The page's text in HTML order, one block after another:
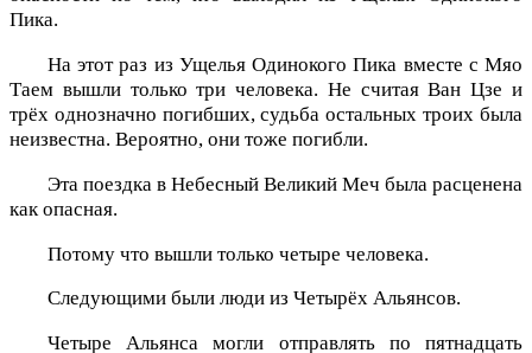
Пика.
На этот раз из Ущелья Одинокого Пика вместе с Мяо
Таем вышли только три человека. Не считая Ван Цзе и
трёх однозначно погибших, судьба остальных троих была
неизвестна. Вероятно, они тоже погибли.
Эта поездка в Небесный Великий Меч была расценена
как опасная.
Потому что вышли только четыре человека.
Следующими были люди из Четырёх Альянсов.
Четыре Альянса могли отправлять по пятнадцать